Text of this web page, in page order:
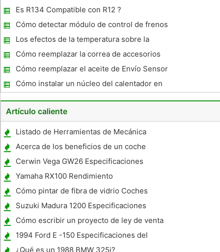
SunFires ?
Es R134 Compatible con R12 ?
Cómo detectar módulo de control de frenos
antibloqueo de un coche
Los efectos de la temperatura sobre la
viscosidad del aceite
Cómo reemplazar la correa de accesorios
en un Dodge Grand Caravan
Cómo reemplazar el aceite de Envío Sensor
en un Corvette C5
Cómo instalar un núcleo del calentador en
un Chevy Cavalier
Artículo caliente
Listado de Herramientas de Mecánica
Automotriz "
Acerca de los beneficios de un coche
híbrido
Cerwin Vega GW26 Especificaciones
Yamaha RX100 Rendimiento
Cómo pintar de fibra de vidrio Coches
Suzuki Madura 1200 Especificaciones
Cómo escribir un proyecto de ley de venta
de un coche
1994 Ford E -150 Especificaciones del
motor
¿Qué es un 1988 BMW 325i?